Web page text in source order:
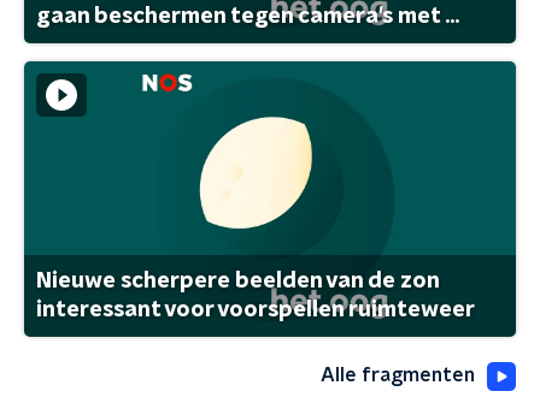
gaan beschermen tegen camera's met ...
Nieuwe scherpere beelden van de zon
interessant voor voorspellen ruimteweer
Alle fragmenten